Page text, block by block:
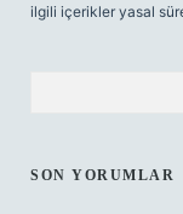
ilgili içerikler yasal
SON YORUMLAR